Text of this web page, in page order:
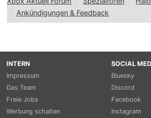
Ankündigungen & Feedback
INTERN
Impressum
Das Team
Freie Jobs
Werbung schalten
SOCIAL
Bluesky
Discord
Facebook
Instagram